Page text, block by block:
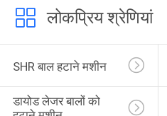
लोकप्रिय श्रेणियां
SHR बाल हटाने मशीन
डायोड लेजर बालों को